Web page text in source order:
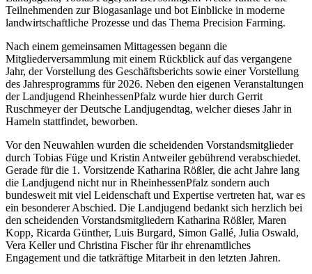
Teilnehmenden zur Biogasanlage und bot Einblicke in moderne
landwirtschaftliche Prozesse und das Thema Precision Farming.
Nach einem gemeinsamen Mittagessen begann die
Mitgliederversammlung mit einem Rückblick auf das vergangene
Jahr, der Vorstellung des Geschäftsberichts sowie einer Vorstellung
des Jahresprogramms für 2026. Neben den eigenen Veranstaltungen
der Landjugend RheinhessenPfalz wurde hier durch Gerrit
Ruschmeyer der Deutsche Landjugendtag, welcher dieses Jahr in
Hameln stattfindet, beworben.
Vor den Neuwahlen wurden die scheidenden Vorstandsmitglieder
durch Tobias Füge und Kristin Antweiler gebührend verabschiedet.
Gerade für die 1. Vorsitzende Katharina Rößler, die acht Jahre lang
die Landjugend nicht nur in RheinhessenPfalz sondern auch
bundesweit mit viel Leidenschaft und Expertise vertreten hat, war es
ein besonderer Abschied. Die Landjugend bedankt sich herzlich bei
den scheidenden Vorstandsmitgliedern Katharina Rößler, Maren
Kopp, Ricarda Günther, Luis Burgard, Simon Gallé, Julia Oswald,
Vera Keller und Christina Fischer für ihr ehrenamtliches
Engagement und die tatkräftige Mitarbeit in den letzten Jahren.